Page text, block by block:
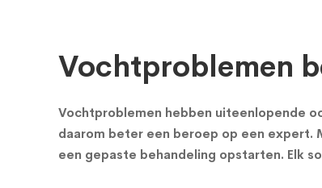
Vochtproblemen
Vochtproblemen hebben uiteenlopende
daarom beter een beroep op een expert.
een gepaste behandeling opstarten. Elk